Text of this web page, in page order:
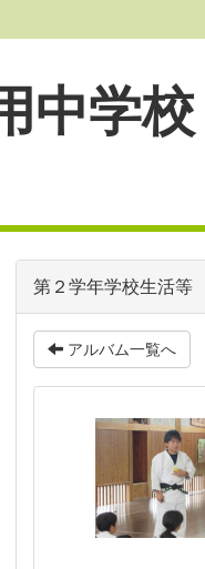
中学校
第２学年学校生活等
アルバム一覧へ